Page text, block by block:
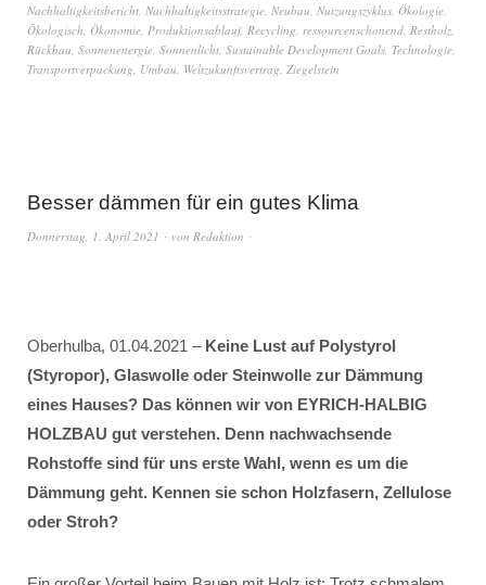
Nachhaltigkeitsbericht, Nachhaltigkeitsstrategie, Neubau, Nutzungszyklus, Ökologie,
Ökologisch, Ökonomie, Produktionsablauf, Recycling, ressourcenschonend, Restholz,
Rückbau, Sonnenenergie, Sonnenlicht, Sustainable Development Goals, Technologie,
Transportverpackung, Umbau, Weltzukunftsvertrag, Ziegelstein
Besser dämmen für ein gutes Klima
Donnerstag, 1. April 2021 von Redaktion
Oberhulba, 01.04.2021 – Keine Lust auf Polystyrol
(Styropor), Glaswolle oder Steinwolle zur Dämmung
eines Hauses? Das können wir von EYRICH-HALBIG
HOLZBAU gut verstehen. Denn nachwachsende
Rohstoffe sind für uns erste Wahl, wenn es um die
Dämmung geht. Kennen sie schon Holzfasern, Zellulose
oder Stroh?